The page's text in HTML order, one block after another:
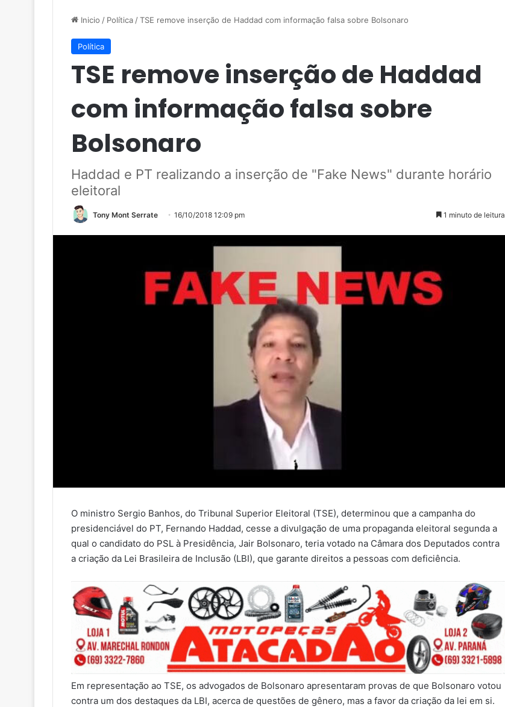
Inicio / Política /TSE remove inserção de Haddad com informação falsa sobre Bolsonaro
Política
TSE remove inserção de Haddad
com informação falsa sobre
Bolsonaro
Haddad e PT realizando a inserção de "Fake News" durante horário
eleitoral
Tony Mont Serrate 16/10/2018 12:09 pm 1 minuto de leitura
O ministro Sergio Banhos, do Tribunal Superior Eleitoral (TSE), determinou que a campanha do
presidenciável do PT, Fernando Haddad, cesse a divulgação de uma propaganda eleitoral segunda a
qual o candidato do PSL à Presidência, Jair Bolsonaro, teria votado na Câmara dos Deputados contra
a criação da Lei Brasileira de Inclusão (LBI), que garante direitos a pessoas com deficiência.
Em representação ao TSE, os advogados de Bolsonaro apresentaram provas de que Bolsonaro votou
contra um dos destaques da LBI, acerca de questões de gênero, mas a favor da criação da lei em si.